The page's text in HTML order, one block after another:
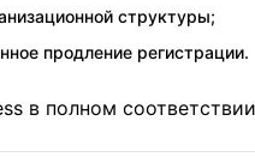
структуры;
продление регистрации.
в полном